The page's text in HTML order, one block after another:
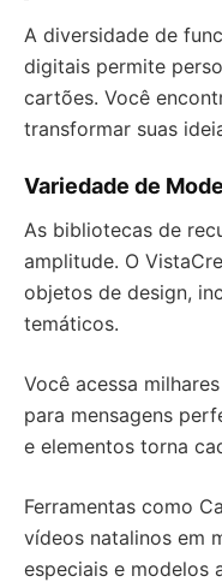
A diversidade de
digitais permite
cartões. Você
transformar suas
Variedade de
As bibliotecas de
amplitude. O
objetos de design,
temáticos.
Você acessa
para mensagens
e elementos torna
Ferramentas como
vídeos natalinos em
especiais e modelos